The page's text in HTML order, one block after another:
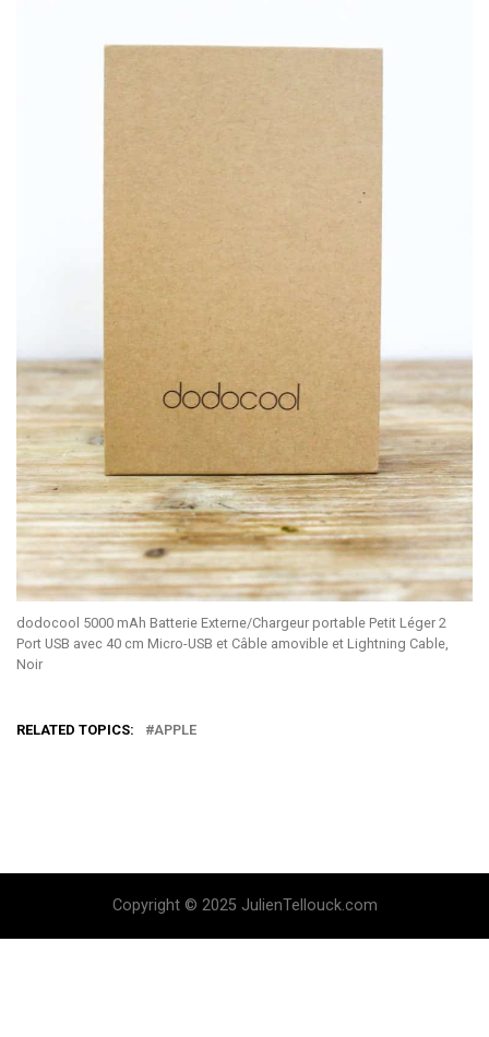
dodocool 5000 mAh Batterie Externe/Chargeur portable Petit Léger 2
Port USB avec 40 cm Micro-USB et Câble amovible et Lightning Cable,
Noir
RELATED TOPICS: APPLE
Copyright © 2025 JulienTellouck.com